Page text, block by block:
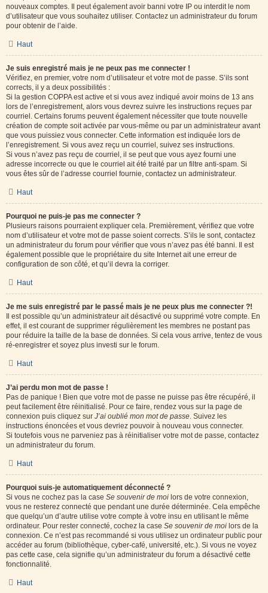
nouveaux comptes. Il peut également avoir banni votre IP ou interdit le nom
d’utilisateur que vous souhaitez utiliser. Contactez un administrateur du forum
pour obtenir de l’aide.
Haut
Je suis enregistré mais je ne peux pas me connecter !
Vérifiez, en premier, votre nom d’utilisateur et votre mot de passe. S’ils sont
corrects, il y a deux possibilités :
Si la gestion COPPA est active et si vous avez indiqué avoir moins de 13 ans
lors de l’enregistrement, alors vous devrez suivre les instructions reçues par
courriel. Certains forums peuvent également nécessiter que toute nouvelle
création de compte soit activée par vous-même ou par un administrateur avant
que vous puissiez vous connecter. Cette information est indiquée lors de
l’enregistrement. Si vous avez reçu un courriel, suivez ses instructions.
Si vous n’avez pas reçu de courriel, il se peut que vous ayez fourni une
adresse incorrecte ou que le courriel ait été traité par un filtre anti-spam. Si
vous êtes sûr de l’adresse courriel fournie, contactez un administrateur.
Haut
Pourquoi ne puis-je pas me connecter ?
Plusieurs raisons pourraient expliquer cela. Premièrement, vérifiez que votre
nom d’utilisateur et votre mot de passe soient corrects. S’ils le sont, contactez
un administrateur du forum pour vérifier que vous n’avez pas été banni. Il est
également possible que le propriétaire du site Internet ait une erreur de
configuration de son côté, et qu’il devra la corriger.
Haut
Je me suis enregistré par le passé mais je ne peux plus me connecter ?!
Il est possible qu’un administrateur ait désactivé ou supprimé votre compte. En
effet, il est courant de supprimer régulièrement les membres ne postant pas
pour réduire la taille de la base de données. Si cela vous arrive, tentez de vous
ré-enregistrer et soyez plus investi sur le forum.
Haut
J’ai perdu mon mot de passe !
Pas de panique ! Bien que votre mot de passe ne puisse pas être récupéré, il
peut facilement être réinitialisé. Pour ce faire, rendez vous sur la page de
connexion puis cliquez sur J’ai oublié mon mot de passe. Suivez les
instructions énoncées et vous devriez pouvoir à nouveau vous connecter.
Si toutefois vous ne parveniez pas à réinitialiser votre mot de passe, contactez
un administrateur du forum.
Haut
Pourquoi suis-je automatiquement déconnecté ?
Si vous ne cochez pas la case Se souvenir de moi lors de votre connexion,
vous ne resterez connecté que pendant une durée déterminée. Cela empêche
que quelqu’un d’autre utilise votre compte à votre insu en utilisant le même
ordinateur. Pour rester connecté, cochez la case Se souvenir de moi lors de la
connexion. Ce n’est pas recommandé si vous utilisez un ordinateur public pour
accéder au forum (bibliothèque, cyber-café, université, etc.). Si vous ne voyez
pas cette case, cela signifie qu’un administrateur du forum a désactivé cette
fonctionnalité.
Haut